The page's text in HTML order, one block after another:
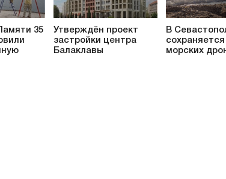
35
Утверждён проект
застройки центра
Балаклавы
В
сохраняется
морских